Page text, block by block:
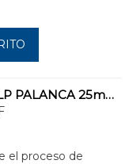
LLAVES DE PASO MLP PALANCA 25mm DE LA GAMA >B< FLEX - MLP
el proceso de